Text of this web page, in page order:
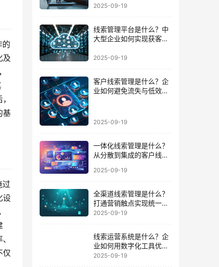
的
及
基
过
设
仅
2025-09-19
线索管理平台是什么？中
大型企业如何实现获客到
2025-09-19
客户线索管理是什么？企
业如何避免流失与低效跟
2025-09-19
一体化线索管理是什么？
从分散到集成的客户线索
2025-09-19
全渠道线索管理是什么？
打通营销触点实现统一数
据运营的路径
2025-09-19
线索运营系统是什么？企
业如何用数字化工具优化
客户全周期
2025-09-19